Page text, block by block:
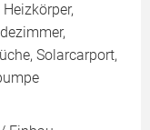
Solarcarport,